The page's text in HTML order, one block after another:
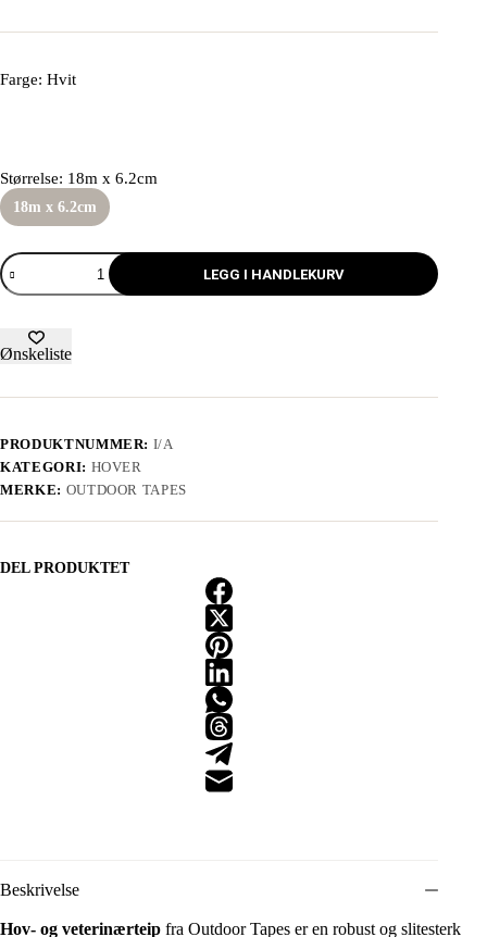
Farge: Hvit
Størrelse: 18m x 6.2cm
18m x 6.2cm
LEGG I HANDLEKURV
Ønskeliste
PRODUKTNUMMER: I/A
KATEGORI: HOVER
MERKE: OUTDOOR TAPES
DEL PRODUKTET
Beskrivelse
Hov- og veterinærteip fra Outdoor Tapes er en robust og slitesterk